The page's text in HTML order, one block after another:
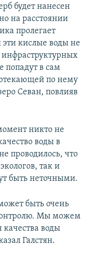
будет нанесен
на расстоянии
пролегает
кислые воды не
попадут в сам
по нему
Севан, повлияв
никто не
воды в
проводилось, что
так и
быть неточными.
быть очень
Мы можем
воды
Галстян.